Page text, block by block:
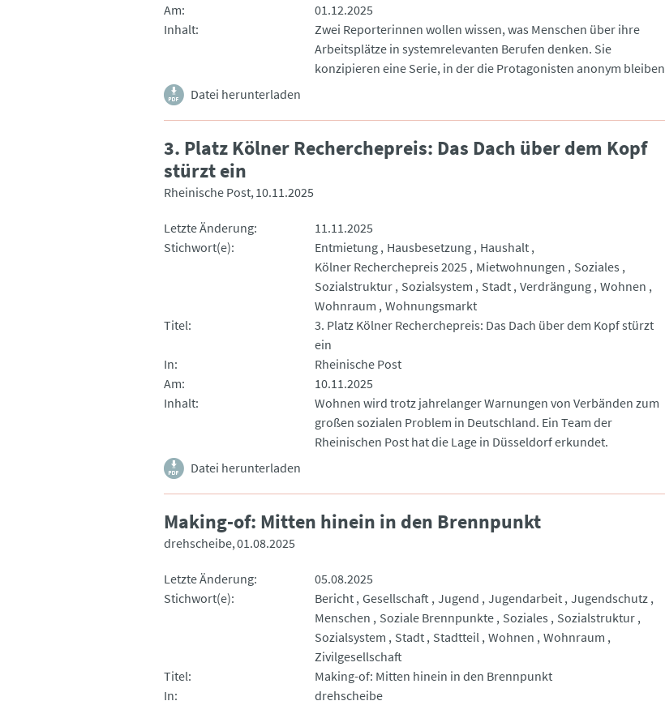
Am
01.12.2025
Inhalt
Zwei Reporterinnen wollen wissen, was Menschen über ihre
Arbeitsplätze in systemrelevanten Berufen denken. Sie
konzipieren eine Serie, in der die Protagonisten anonym bleiben
Datei herunterladen
3. Platz Kölner Recherchepreis: Das Dach über dem Kopf
stürzt ein
Rheinische Post 10.11.2025
Letzte Änderung
11.11.2025
Stichwort(e)
Entmietung Hausbesetzung
Haushalt
Kölner Recherchepreis 2025
Mietwohnungen
Soziales
Sozialstruktur
Sozialsystem Stadt Verdrängung Wohnen
Wohnraum Wohnungsmarkt
Titel
3. Platz Kölner Recherchepreis: Das Dach über dem Kopf stürzt
ein
In
Rheinische Post
Am
10.11.2025
Inhalt
Wohnen wird trotz jahrelanger Warnungen von Verbänden zum
großen sozialen Problem in Deutschland. Ein Team der
Rheinischen Post hat die Lage in Düsseldorf erkundet.
Datei herunterladen
Making-of: Mitten hinein in den Brennpunkt
drehscheibe 01.08.2025
Letzte Änderung
05.08.2025
Stichwort(e)
Bericht Gesellschaft Jugend Jugendarbeit Jugendschutz
Menschen
Soziale Brennpunkte Soziales
Sozialstruktur
Sozialsystem
Stadt Stadtteil Wohnen Wohnraum
Zivilgesellschaft
Titel
Making-of: Mitten hinein in den Brennpunkt
In
drehscheibe